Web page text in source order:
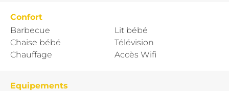
Confort
Barbecue
Chaise bébé
Chauffage
Lit bébé
Télévision
Accès Wifi
Equipements